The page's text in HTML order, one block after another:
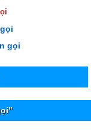
gọi